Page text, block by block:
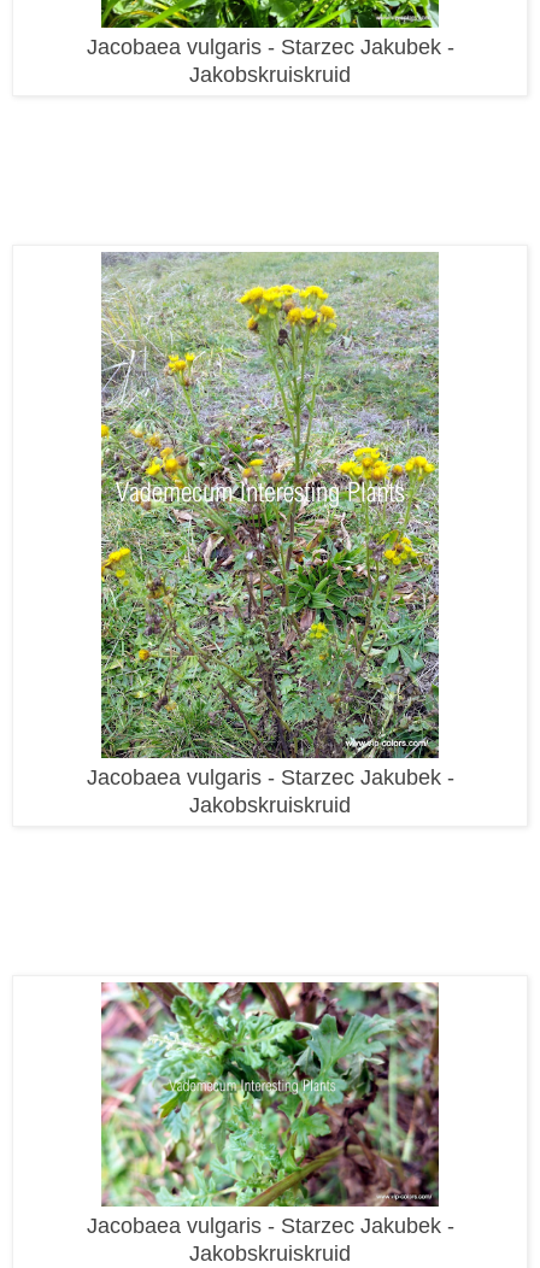
Jacobaea vulgaris - Starzec Jakubek -
Jakobskruiskruid
Jacobaea vulgaris - Starzec Jakubek -
Jakobskruiskruid
Jacobaea vulgaris - Starzec Jakubek -
Jakobskruiskruid